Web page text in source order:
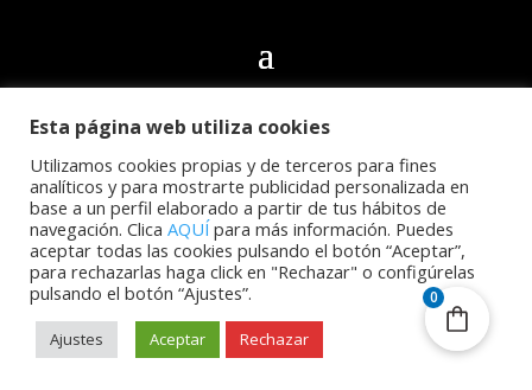
© 2024 Club Deportivo CN Echeyde Acidalio Lorenzo.
Todos los derechos reservados | Desarrollo web por
Cidecán
Esta página web utiliza cookies
Utilizamos cookies propias y de terceros para fines
analíticos y para mostrarte publicidad personalizada en
base a un perfil elaborado a partir de tus hábitos de
navegación. Clica AQUÍ para más información. Puedes
aceptar todas las cookies pulsando el botón “Aceptar”,
para rechazarlas haga click en "Rechazar" o configúrelas
pulsando el botón “Ajustes”.
Ajustes Aceptar Rechazar
0